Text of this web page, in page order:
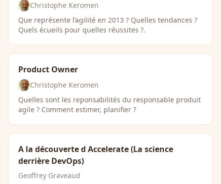
Christophe Keromen
Que représente l’agilité en 2013 ? Quelles tendances ?
Quels écueils pour quelles réussites ?.
Product Owner
Christophe Keromen
Quelles sont les reponsabilités du responsable produit
agile ? Comment estimer, planifier ?
A la découverte d Accelerate (La science
derrière DevOps)
Geoffrey Graveaud